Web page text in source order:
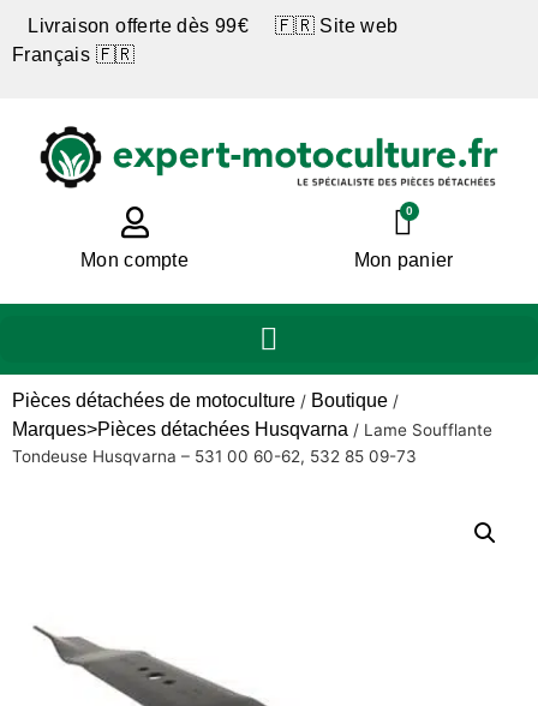
Livraison offerte dès 99€ 🇫🇷 Site web
Français 🇫🇷
Mon compte
0
Mon panier
Pièces détachées de motoculture / Boutique /
Marques>Pièces détachées Husqvarna / Lame Soufflante
Tondeuse Husqvarna – 531 00 60-62, 532 85 09-73